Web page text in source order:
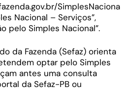
SimplesNaciona
Nacional – Serviços”,
pelo Simples Nacional”.
da Fazenda (Sefaz) orienta
optar pelo Simples
antes uma consulta
da Sefaz-PB ou